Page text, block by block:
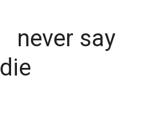
never say
die